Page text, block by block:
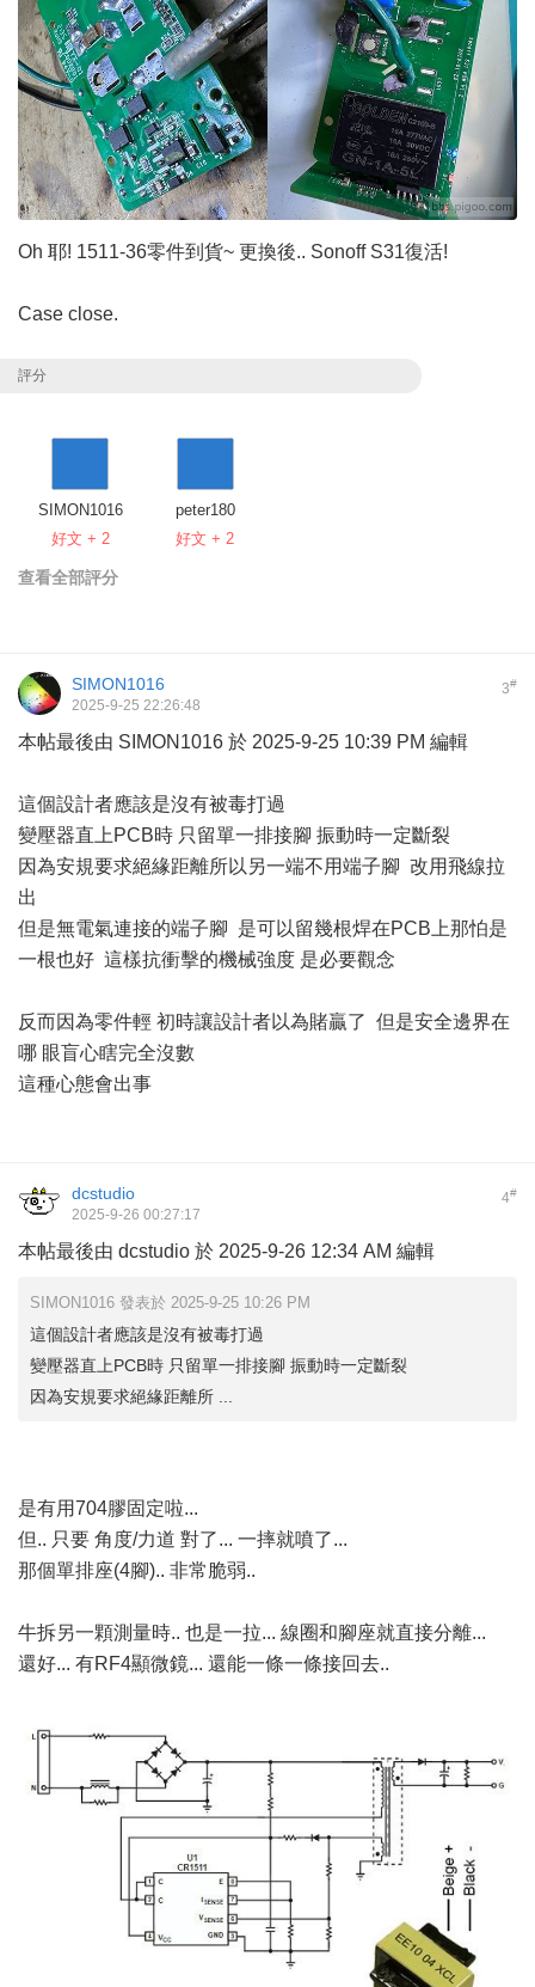
Oh 耶! 1511-36零件到貨~ 更換後.. Sonoff S31復活!
Case close.
評分
SIMON1016
好文 + 2
peter180
好文 + 2
查看全部評分
3#
SIMON1016
2025-9-25 22:26:48
本帖最後由 SIMON1016 於 2025-9-25 10:39 PM 編輯
這個設計者應該是沒有被毒打過
變壓器直上PCB時 只留單一排接腳 振動時一定斷裂
因為安規要求絕緣距離所以另一端不用端子腳 改用飛線拉
出
但是無電氣連接的端子腳 是可以留幾根焊在PCB上那怕是
一根也好 這樣抗衝擊的機械強度 是必要觀念
反而因為零件輕 初時讓設計者以為賭贏了 但是安全邊界在
哪 眼盲心瞎完全沒數
這種心態會出事
4#
dcstudio
2025-9-26 00:27:17
本帖最後由 dcstudio 於 2025-9-26 12:34 AM 編輯
SIMON1016 發表於 2025-9-25 10:26 PM
這個設計者應該是沒有被毒打過
變壓器直上PCB時 只留單一排接腳 振動時一定斷裂
因為安規要求絕緣距離所 ...
是有用704膠固定啦...
但.. 只要 角度/力道 對了... 一摔就噴了...
那個單排座(4腳).. 非常脆弱..
牛拆另一顆測量時.. 也是一拉... 線圈和腳座就直接分離...
還好... 有RF4顯微鏡... 還能一條一條接回去..